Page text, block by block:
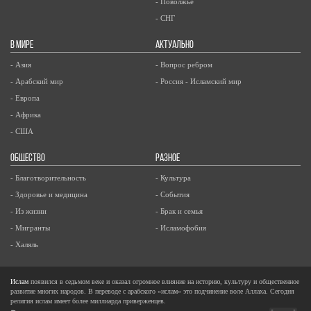
- СНГ
В МИРЕ
- Азия
- Арабский мир
- Европа
- Африка
- США
АКТУАЛЬНО
- Вопрос ребром
- Россия - Исламский мир
ОБЩЕСТВО
- Благотворительность
- Здоровье и медицина
- Из жизни
- Мигранты
- Халяль
РАЗНОЕ
- Культура
- События
- Брак и семья
- Исламофобия
Ислам появился в седьмом веке и оказал огромное влияние на историю, культуру и общественное
развитие многих народов. В переводе с арабского «ислам» это подчинение воле Аллаха. Сегодня
религия ислам имеет более миллиарда приверженцев.